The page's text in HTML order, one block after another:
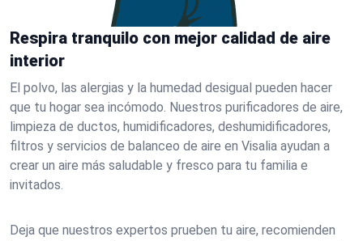
Respira tranquilo con mejor calidad de aire
interior
El polvo, las alergias y la humedad desigual pueden hacer
que tu hogar sea incómodo. Nuestros purificadores de aire,
limpieza de ductos, humidificadores, deshumidificadores,
filtros y servicios de balanceo de aire en Visalia ayudan a
crear un aire más saludable y fresco para tu familia e
invitados.
Deja que nuestros expertos prueben tu aire, recomienden